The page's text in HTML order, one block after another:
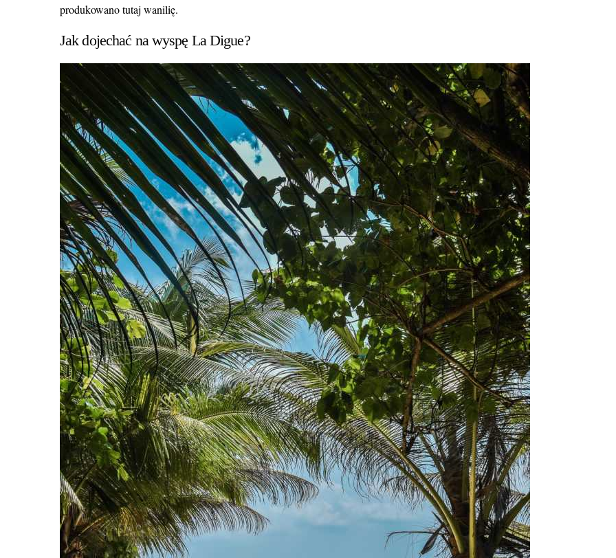
produkowano tutaj wanilię.
Jak dojechać na wyspę La Digue?
Najpiękniejsze miasta w